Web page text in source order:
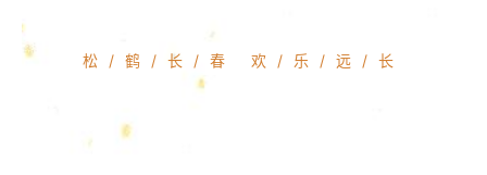
松/鹤/长/春 欢/乐/远/长